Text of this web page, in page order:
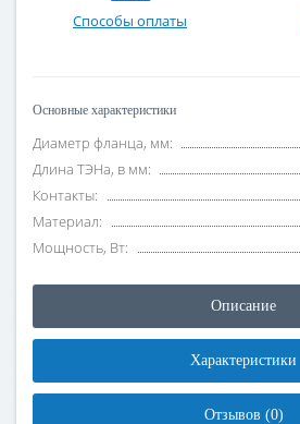
Способы оплаты
Основные характеристики
Диаметр фланца, мм:
Длина ТЭНа, в мм:
Контакты:
Материал:
Мощность, Вт:
Описание
Характеристики
Отзывов (0)